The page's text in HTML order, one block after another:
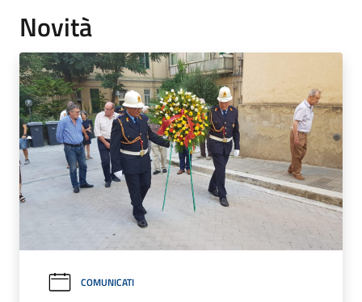
Novità
COMUNICATI